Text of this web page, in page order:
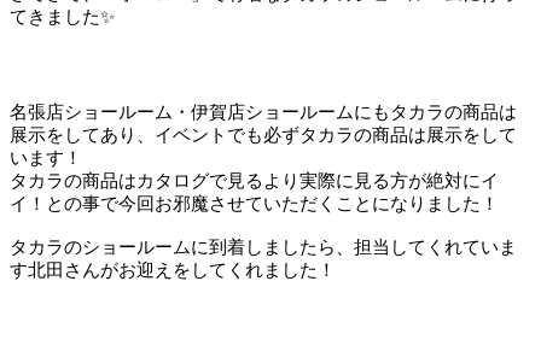
てきました✨
名張店ショールーム・伊賀店ショールームにもタカラの商品は
展示をしてあり、イベントでも必ずタカラの商品は展示をして
います！
タカラの商品はカタログで見るより実際に見る方が絶対にイ
イ！との事で今回お邪魔させていただくことになりました！
タカラのショールームに到着しましたら、担当してくれていま
す北田さんがお迎えをしてくれました！